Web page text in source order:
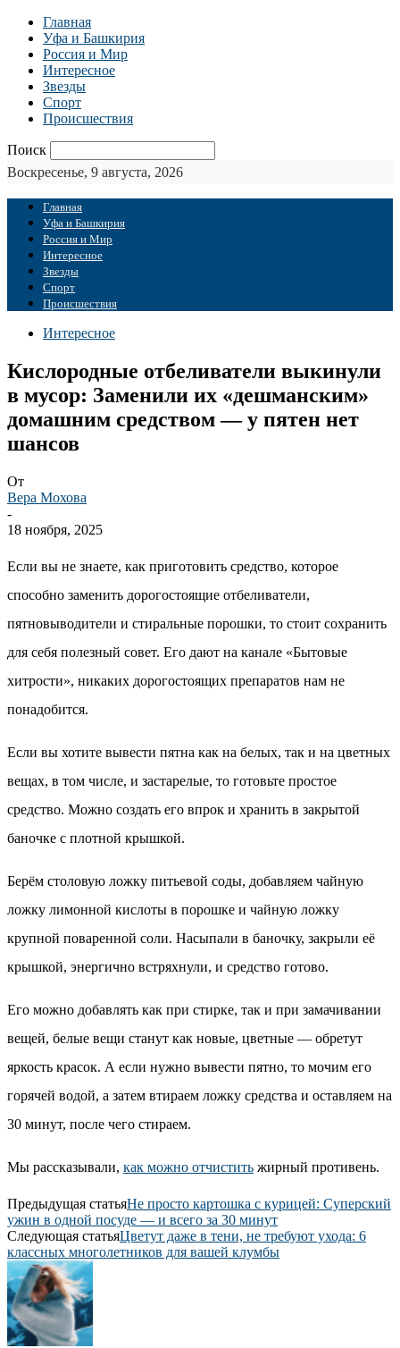
Главная
Уфа и Башкирия
Россия и Мир
Интересное
Звезды
Спорт
Происшествия
Поиск
Воскресенье, 9 августа, 2026
Главная
Уфа и Башкирия
Россия и Мир
Интересное
Звезды
Спорт
Происшествия
Интересное
Кислородные отбеливатели выкинули
в мусор: Заменили их «дешманским»
домашним средством — у пятен нет
шансов
От
Вера Мохова
-
18 ноября, 2025
Если вы не знаете, как приготовить средство, которое
способно заменить дорогостоящие отбеливатели,
пятновыводители и стиральные порошки, то стоит сохранить
для себя полезный совет. Его дают на канале «Бытовые
хитрости», никаких дорогостоящих препаратов нам не
понадобится.
Если вы хотите вывести пятна как на белых, так и на цветных
вещах, в том числе, и застарелые, то готовьте простое
средство. Можно создать его впрок и хранить в закрытой
баночке с плотной крышкой.
Берём столовую ложку питьевой соды, добавляем чайную
ложку лимонной кислоты в порошке и чайную ложку
крупной поваренной соли. Насыпали в баночку, закрыли её
крышкой, энергично встряхнули, и средство готово.
Его можно добавлять как при стирке, так и при замачивании
вещей, белые вещи станут как новые, цветные — обретут
яркость красок. А если нужно вывести пятно, то мочим его
горячей водой, а затем втираем ложку средства и оставляем на
30 минут, после чего стираем.
Мы рассказывали, как можно отчистить жирный противень.
Предыдущая статьяНе просто картошка с курицей: Суперский
ужин в одной посуде — и всего за 30 минут
Следующая статьяЦветут даже в тени, не требуют ухода: 6
классных многолетников для вашей клумбы